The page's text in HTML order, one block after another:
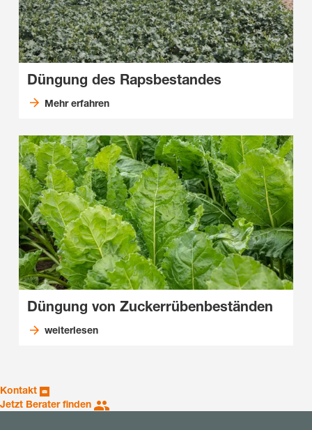
Düngung des Rapsbestandes
Mehr erfahren
Düngung von Zuckerrübenbeständen
weiterlesen
Kontakt
Jetzt Berater finden